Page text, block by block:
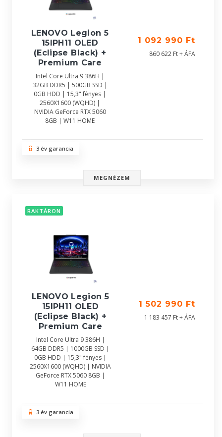
LENOVO Legion 5
15IPH11 OLED
(Eclipse Black) +
Premium Care
Intel Core Ultra 9 386H |
32GB DDR5 | 500GB SSD |
0GB HDD | 15,3" fényes |
2560X1600 (WQHD) |
NVIDIA GeForce RTX 5060
8GB | W11 HOME
1 092 990 Ft
860 622 Ft + ÁFA
3 év garancia
MEGNÉZEM
RAKTÁRON
LENOVO Legion 5
15IPH11 OLED
(Eclipse Black) +
Premium Care
Intel Core Ultra 9 386H |
64GB DDR5 | 1000GB SSD |
0GB HDD | 15,3" fényes |
2560X1600 (WQHD) | NVIDIA
GeForce RTX 5060 8GB |
W11 HOME
1 502 990 Ft
1 183 457 Ft + ÁFA
3 év garancia